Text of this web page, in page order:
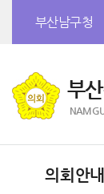
부산남구청
부
의회안내